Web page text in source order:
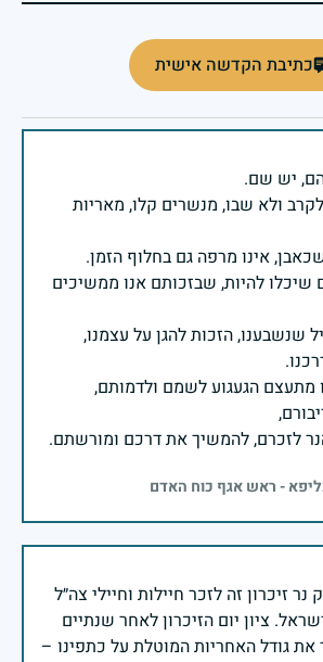
כתיבת הקדשה אישית
ולא שבו, מנשרים קלו, מאריות
להיות, שבזכותם אנו ממשיכים
שנשבענו, הזכות להגן על עצמנו,
מתעצם הגעגוע לשמם ולדמותם,
לזכרם, להמשיך את דרכם ומורשתם.
- ראש אגף כוח האדם
זיכרון זה לזכר חיילות וחיילי צה״ל
ציון יום הזיכרון לאחר שנתיים
גודל האחריות המוטלת על כתפינו –